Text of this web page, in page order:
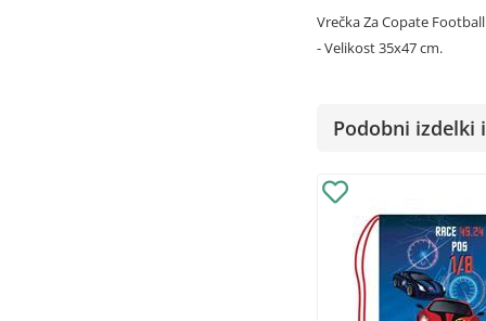
Vrečka Za Copate
- Velikost 35x47 cm.
Podobni izdelki